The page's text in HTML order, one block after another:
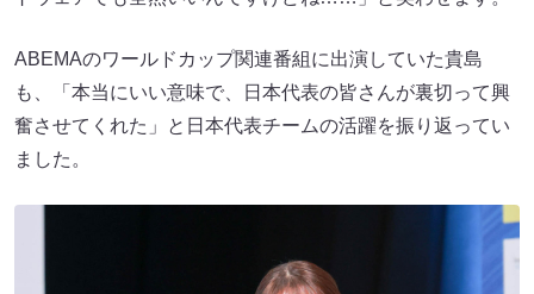
ABEMAのワールドカップ関連番組に出演していた貴島
も、「本当にいい意味で、日本代表の皆さんが裏切って興
奮させてくれた」と日本代表チームの活躍を振り返ってい
ました。